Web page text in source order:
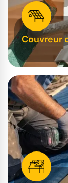
Couvreur